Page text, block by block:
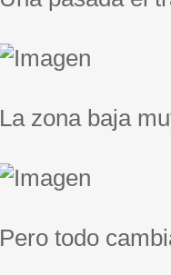
La zona baja
Pero todo